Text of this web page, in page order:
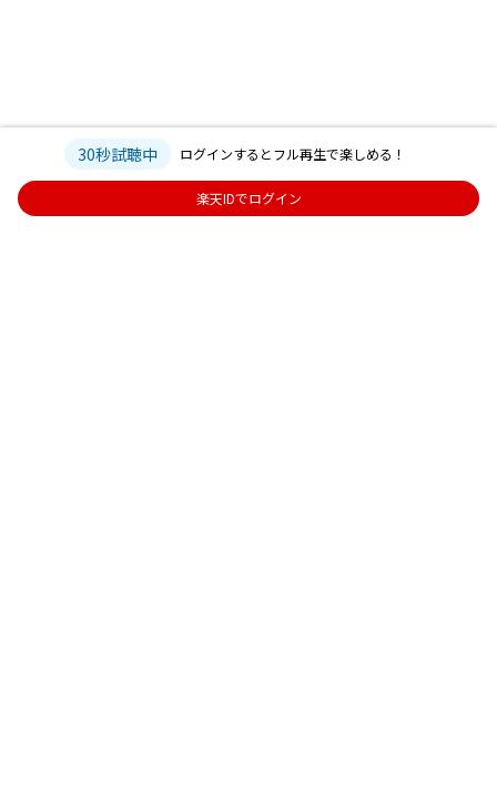
30秒試聴中 ログインするとフル再生で楽しめる！
楽天IDでログイン